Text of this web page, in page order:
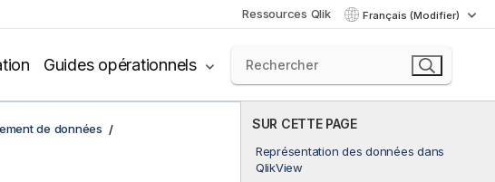
Ressources Qlik Français (Modifier)
Guides opérationnels
SUR CETTE PAGE
Représentation des données dans
QlikView
de données